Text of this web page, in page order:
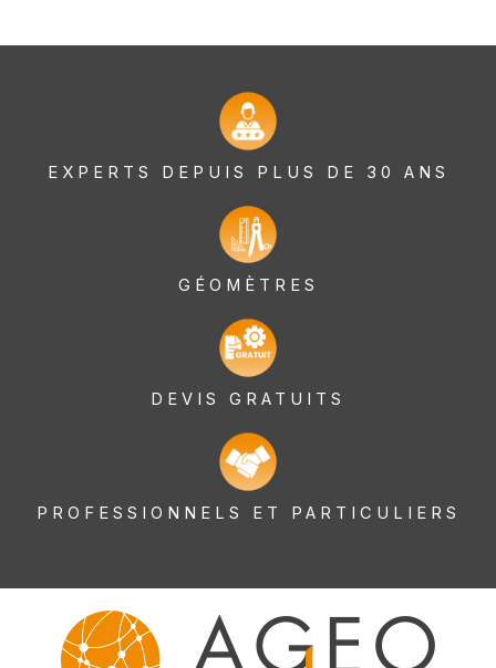
EXPERTS DEPUIS PLUS DE 30 ANS
GÉOMÈTRES
DEVIS GRATUITS
PROFESSIONNELS ET PARTICULIERS